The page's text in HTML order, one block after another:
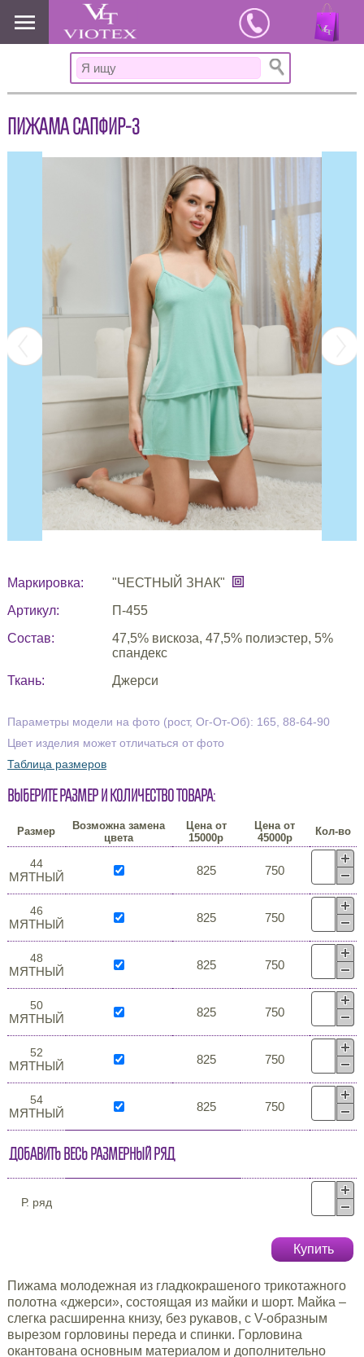
www.viotex37.ru
ПИЖАМА САПФИР-3
Маркировка:
"ЧЕСТНЫЙ ЗНАК"
Артикул:
П-455
Состав:
47,5% вискоза, 47,5% полиэстер, 5%
спандекс
Ткань:
Джерси
Параметры модели на фото (рост, Ог-От-Об): 165, 88-64-90
Цвет изделия может отличаться от фото
Таблица размеров
Выберите размер и количество товара:
Размер
Возможна замена
цвета
Цена от
15000р
Цена от
45000р
Кол-во
44
МЯТНЫЙ 825 750
46
МЯТНЫЙ 825 750
48
МЯТНЫЙ 825 750
50
МЯТНЫЙ 825 750
52
МЯТНЫЙ 825 750
54
МЯТНЫЙ 825 750
Добавить весь размерный ряд
Р. ряд
Купить
Пижама молодежная из гладкокрашеного трикотажного
полотна «джерси», состоящая из майки и шорт. Майка –
слегка расширенна книзу, без рукавов, с V-образным
вырезом горловины переда и спинки. Горловина
окантована основным материалом и дополнительно